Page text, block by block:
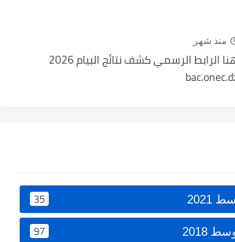
منذ شهر
هنا الرابط الرسمي كشف نتائج البيام 2026
35
2018
97